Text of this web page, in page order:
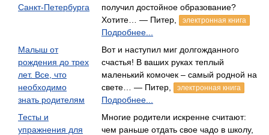
Санкт-Петербурга
получил достойное образование?
Хотите… — Питер,
электронная книга
Подробнее...
Малыш от
рождения до трех
лет. Все, что
необходимо
знать родителям
Вот и наступил миг долгожданного
счастья! В ваших руках теплый
маленький комочек – самый родной на
свете… — Питер,
электронная книга
Подробнее...
Тесты и
упражнения для
Многие родители искренне считают:
чем раньше отдать свое чадо в школу,